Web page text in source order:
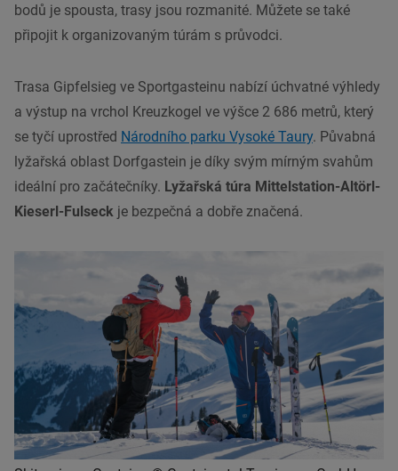
bodů je spousta, trasy jsou rozmanité. Můžete se také
připojit k organizovaným túrám s průvodci.
Trasa Gipfelsieg ve Sportgasteinu nabízí úchvatné výhledy
a výstup na vrchol Kreuzkogel ve výšce 2 686 metrů, který
se tyčí uprostřed Národního parku Vysoké Taury. Půvabná
lyžařská oblast Dorfgastein je díky svým mírným svahům
ideální pro začátečníky. Lyžařská túra Mittelstation-Altörl-
Kieserl-Fulseck je bezpečná a dobře značená.